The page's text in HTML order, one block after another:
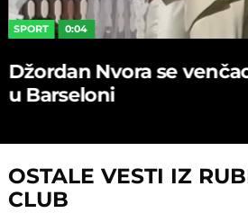
SPORT 0:04
Džordan Nvora se
u Barseloni
OSTALE VESTI IZ
CLUB